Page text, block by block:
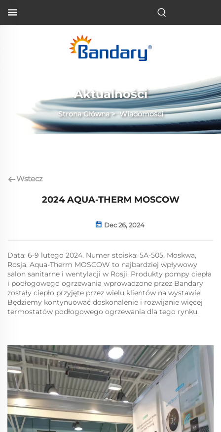
Aktualności
Strona Główna>Wiadomości
Wstecz
2024 AQUA-THERM MOSCOW
Dec 26, 2024
Data: 6-9 lutego 2024. Numer stoiska: 5A-505, Moskwa,
Rosja. Aqua-Therm MOSCOW to najbardziej wpływowy
salon sanitarne i wentylacji w Rosji. Produkty pompy ciepła
i podłogowego ogrzewania wprowadzone przez Bandary
zostały ciepło przyjęte przez wielu klientów na wystawie.
Będziemy kontynuować doskonalenie i rozwijanie więcej
termostatów podłogowego ogrzewania dla tego rynku.